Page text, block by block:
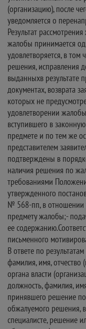
(организацию), после
уведомляется о
Результат
жалобы принимается
удовлетворяется, в
решения, исправления
выданныхв результате
документах, возврата
которых не
удовлетворении
вступившего в
предмете и по тем же
представителем
подтверждены в
наличия решения по
требованиями
утвержденного
№ 568-пп, в отношении
предмету жалобы;-
ее
письменного
В ответе по
фамилия, имя, отчество
органа власти
должность, фамилия,
принявшего решение
обжалуемого решения,
специалисте, решение